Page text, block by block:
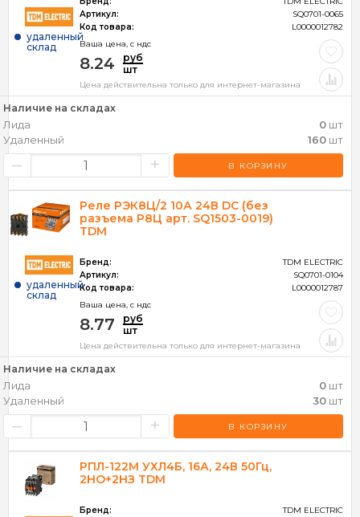
Реле промежуточные, разъемы
Релейная автоматика
Розетки на din-рейку
Рубильники, разъединители, расцепители
Силовые разъемы
Система контроля и управления климатом шкафов
Счетчики электроэнергии, импульсов, УСД, GSM-модемы
Электродвигатели
В наличии
Напряжение, В
Номинальный ток, А
Тип
Тип разъема
Артикул:
SQ0701-0065
Код товара:
L0000012782
Ваша цена, c ндс
8.24
руб
шт
удаленный
склад
Цена действительна только для интернет-магазина
Наличие на складах
Лида 0 шт
Удаленный
160 шт
– + В КОРЗИНУ
Реле РЭК8Ц/2 10А 24В DC (без
разъема Р8Ц арт. SQ1503-0019)
TDM
Бренд:
TDM ELECTRIC
Артикул:
SQ0701-0104
Код товара:
L0000012787
Ваша цена, c ндс
8.77
руб
шт
удаленный
склад
Цена действительна только для интернет-магазина
Наличие на складах
Лида 0 шт
Удаленный
30 шт
– + В КОРЗИНУ
РПЛ-122М УХЛ4Б, 16А, 24В 50Гц,
2НО+2НЗ TDM
Бренд:
TDM ELECTRIC